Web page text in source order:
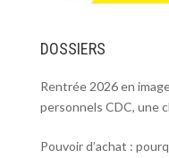
DOSSIERS
Rentrée 2026 en
personnels CDC, une
Pouvoir d’achat :